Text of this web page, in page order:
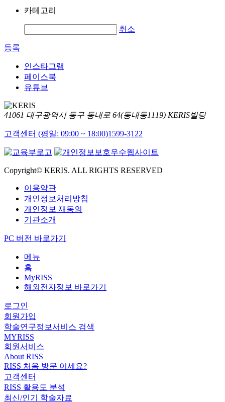
카테고리
취소
등록
인스타그램
페이스북
유튜브
41061 대구광역시 동구 동내로 64(동내동1119) KERIS빌딩
고객센터 (평일: 09:00 ~ 18:00)1599-3122
Copyright© KERIS. ALL RIGHTS RESERVED
이용약관
개인정보처리방침
개인정보 재동의
기관소개
PC 버전 바로가기
메뉴
홈
MyRISS
해외전자정보 바로가기
로그인
회원가입
학술연구정보서비스 검색
MYRISS
회원서비스
About RISS
RISS 처음 방문 이세요?
고객센터
RISS 활용도 분석
최신/인기 학술자료